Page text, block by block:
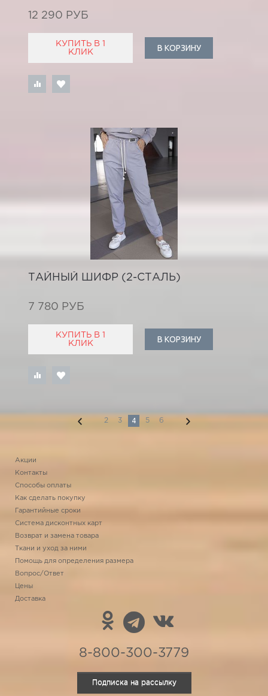
12 290 РУБ
КУПИТЬ В 1
КЛИК
В КОРЗИНУ
ТАЙНЫЙ ШИФР (2-СТАЛЬ)
7 780 РУБ
КУПИТЬ В 1
КЛИК
В КОРЗИНУ
2 3 4 5 6
Акции
Контакты
Способы оплаты
Как сделать покупку
Гарантийные сроки
Система дисконтных карт
Возврат и замена товара
Ткани и уход за ними
Помощь для определения размера
Вопрос/Ответ
Цены
Доставка
8-800-300-3779
Подписка на рассылку